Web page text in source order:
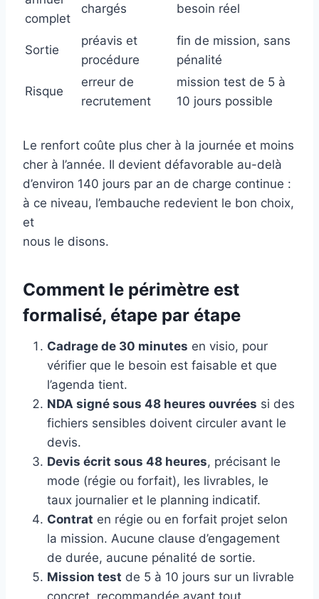
complet
chargés besoin réel
Sortie
préavis et
procédure
fin de mission, sans
pénalité
Risque
erreur de
recrutement
mission test de 5 à
10 jours possible
Le renfort coûte plus cher à la journée et moins
cher à l’année. Il devient défavorable au-delà
d’environ 140 jours par an de charge continue :
à ce niveau, l’embauche redevient le bon choix,
et
nous le disons.
Comment le périmètre est
formalisé, étape par étape
Cadrage de 30 minutes en visio, pour
vérifier que le besoin est faisable et que
l’agenda tient.
NDA signé sous 48 heures ouvrées si des
fichiers sensibles doivent circuler avant le
devis.
Devis écrit sous 48 heures, précisant le
mode (régie ou forfait), les livrables, le
taux journalier et le planning indicatif.
Contrat en régie ou en forfait projet selon
la mission. Aucune clause d’engagement
de durée, aucune pénalité de sortie.
Mission test de 5 à 10 jours sur un livrable
concret, recommandée avant tout